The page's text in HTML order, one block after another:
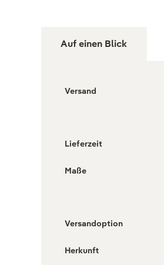
Auf einen Blick
Versand
Lieferzeit
Maße
Versandoption
Herkunft